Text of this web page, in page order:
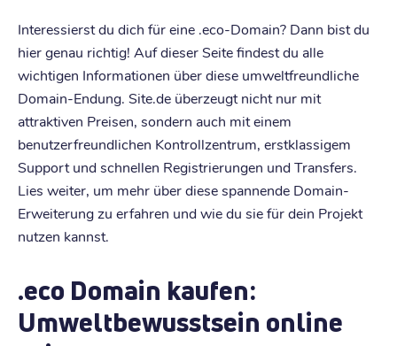
Interessierst du dich für eine .eco-Domain? Dann bist du
hier genau richtig! Auf dieser Seite findest du alle
wichtigen Informationen über diese umweltfreundliche
Domain-Endung. Site.de überzeugt nicht nur mit
attraktiven Preisen, sondern auch mit einem
benutzerfreundlichen Kontrollzentrum, erstklassigem
Support und schnellen Registrierungen und Transfers.
Lies weiter, um mehr über diese spannende Domain-
Erweiterung zu erfahren und wie du sie für dein Projekt
nutzen kannst.
.eco Domain kaufen:
Umweltbewusstsein online